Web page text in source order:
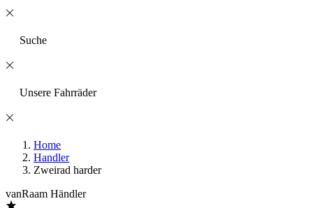
Suche
Unsere Fahrräder
Home
Handler
Zweirad harder
vanRaam Händler